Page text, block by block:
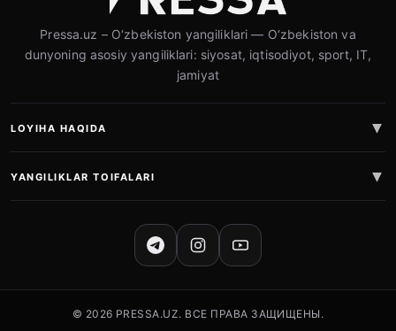
Pressa.uz – O‘zbekiston yangiliklari — O‘zbekiston va
dunyoning asosiy yangiliklari: siyosat, iqtisodiyot, sport, IT,
jamiyat
LOYIHA HAQIDA
YANGILIKLAR TOIFALARI
IJTIMOIY TARMOQLAR
© 2026 PRESSA.UZ. ВСЕ ПРАВА ЗАЩИЩЕНЫ.